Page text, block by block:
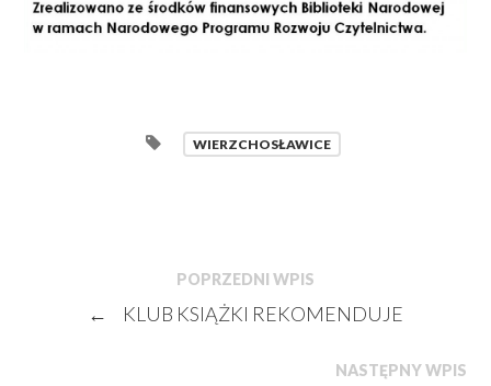
WIERZCHOSŁAWICE
POPRZEDNI WPIS
← KLUB KSIĄŻKI REKOMENDUJE
NASTĘPNY WPIS